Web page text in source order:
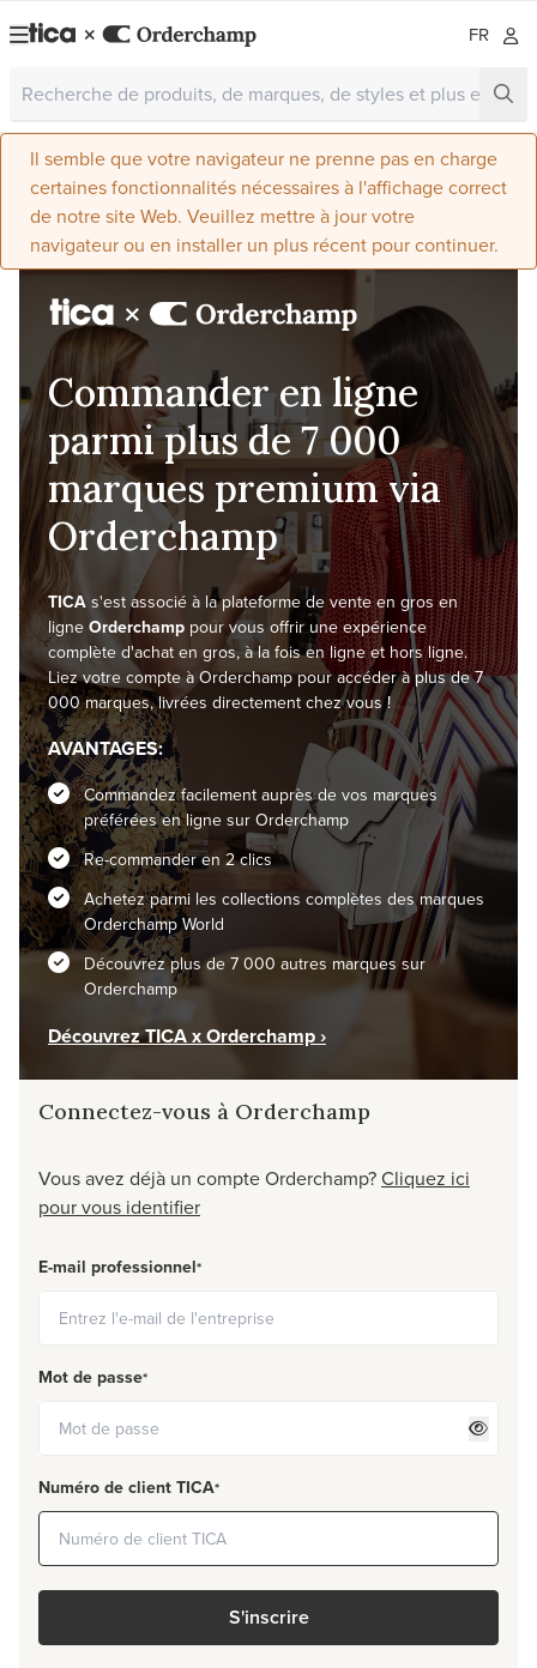
FR
Il semble que votre navigateur ne prenne pas en charge
certaines fonctionnalités nécessaires à l'affichage correct
de notre site Web. Veuillez mettre à jour votre
navigateur ou en installer un plus récent pour continuer.
Commander en ligne
parmi plus de 7 000
marques premium via
Orderchamp
TICA s'est associé à la plateforme de vente en gros en
ligne Orderchamp pour vous offrir une expérience
complète d'achat en gros, à la fois en ligne et hors ligne.
Liez votre compte à Orderchamp pour accéder à plus de 7
000 marques, livrées directement chez vous !
AVANTAGES:
Commandez facilement auprès de vos marques
préférées en ligne sur Orderchamp
Re-commander en 2 clics
Achetez parmi les collections complètes des marques
Orderchamp World
Découvrez plus de 7 000 autres marques sur
Orderchamp
Découvrez TICA x Orderchamp ›
Connectez-vous à Orderchamp
Vous avez déjà un compte Orderchamp?Cliquez ici
pour vous identifier
E-mail professionnel*
Mot de passe*
Numéro de client TICA*
S'inscrire